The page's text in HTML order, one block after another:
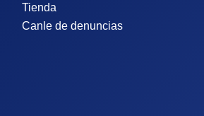
Tienda
Canle de denuncias